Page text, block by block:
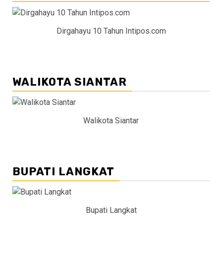
Dirgahayu 10 Tahun Intipos.com
WALIKOTA SIANTAR
Walikota Siantar
BUPATI LANGKAT
Bupati Langkat